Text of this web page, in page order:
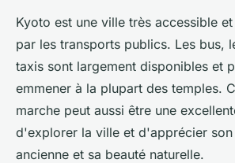
Kyoto est une ville très accessible
par les transports publics. Les bus,
taxis sont largement disponibles et
emmener à la plupart des temples.
marche peut aussi être une
d'explorer la ville et d'apprécier
ancienne et sa beauté naturelle.